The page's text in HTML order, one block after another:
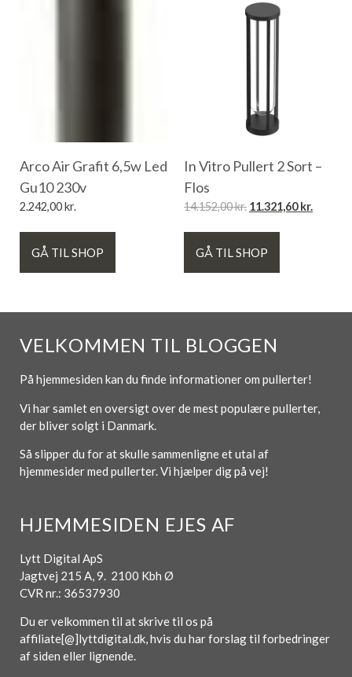
Arco Air Grafit 6,5w Led
Gu10 230v
2.242,00kr.
GÅ TIL SHOP
In Vitro Pullert 2 Sort –
Flos
14.152,00kr. 11.321,60kr.
GÅ TIL SHOP
VELKOMMEN TIL BLOGGEN
På hjemmesiden kan du finde informationer om pullerter!
Vi har samlet en oversigt over de mest populære pullerter,
der bliver solgt i Danmark.
Så slipper du for at skulle sammenligne et utal af
hjemmesider med pullerter. Vi hjælper dig på vej!
HJEMMESIDEN EJES AF
Lytt Digital ApS
Jagtvej 215 A, 9. 2100 Kbh Ø
CVR nr.: 36537930
Du er velkommen til at skrive til os på
affiliate[@]lyttdigital.dk, hvis du har forslag til forbedringer
af siden eller lignende.